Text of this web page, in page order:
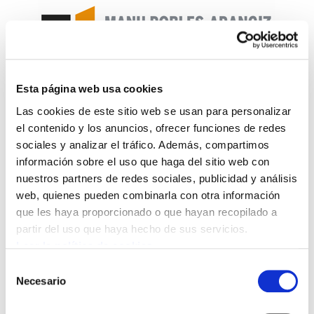
Esta página web usa cookies
Las cookies de este sitio web se usan para personalizar
el contenido y los anuncios, ofrecer funciones de redes
sociales y analizar el tráfico. Además, compartimos
información sobre el uso que haga del sitio web con
nuestros partners de redes sociales, publicidad y análisis
web, quienes pueden combinarla con otra información
que les haya proporcionado o que hayan recopilado a
partir del uso que haya hecho de sus servicios.
Necesario
Enbata+Alda! 2185
Enbata-Alda 2185(276).pdf3.1 MB
Aurore herria zurekin. Éditorial: L'euskera,
l'enseignement, l'alarme. Normaltasunaren
berritasuna. Michael Alcibar: terrorisme et
Gipuzkoa. Aita Barandiaran père de l'ethnologie
basque (Mikel Duvert). Leçon de démocratie?